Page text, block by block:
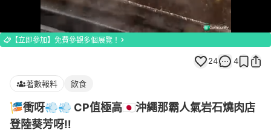
Loaded
100.00%
【立即參加】免費參觀多個展覽！
24 4
著數報料 飲食
🎏衝呀💨💨 CP值極高🇯🇵沖繩那霸人氣岩石燒肉店
登陸葵芳呀‼️